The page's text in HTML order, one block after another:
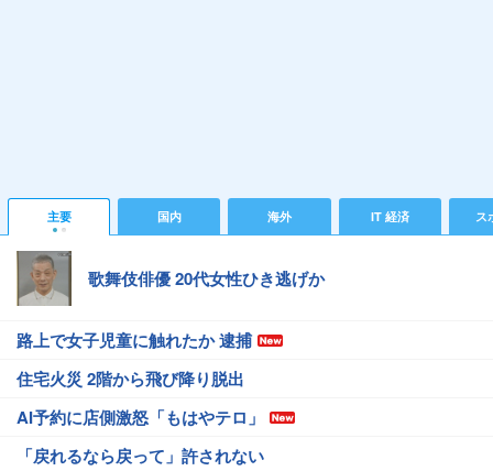
主要 国内 海外 IT 経済 ス
歌舞伎俳優 20代女性ひき逃げか
路上で女子児童に触れたか 逮捕
住宅火災 2階から飛び降り脱出
AI予約に店側激怒「もはやテロ」
「戻れるなら戻って」許されない